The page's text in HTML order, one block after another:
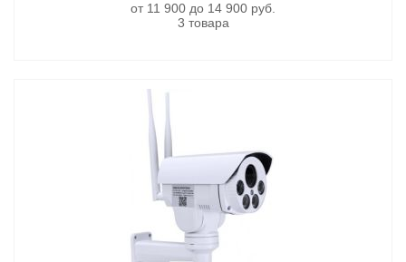
от 11 900 до 14 900 руб.
3 товара